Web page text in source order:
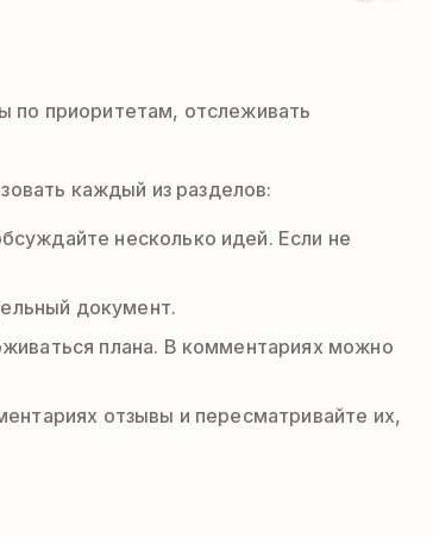
по приоритетам, отслеживать
каждый из разделов:
несколько идей. Если не
документ.
плана. В комментариях можно
отзывы и пересматривайте их,